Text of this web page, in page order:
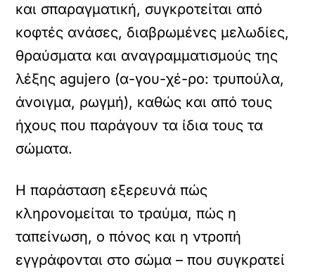
και σπαραγματική, συγκροτείται από
κοφτές ανάσες, διαβρωμένες μελωδίες,
θραύσματα και αναγραμματισμούς της
λέξης agujero (α-γου-χέ-ρο: τρυπούλα,
άνοιγμα, ρωγμή), καθώς και από τους
ήχους που παράγουν τα ίδια τους τα
σώματα.
Η παράσταση εξερευνά πώς
κληρονομείται το τραύμα, πώς η
ταπείνωση, ο πόνος και η ντροπή
εγγράφονται στο σώμα – που συγκρατεί